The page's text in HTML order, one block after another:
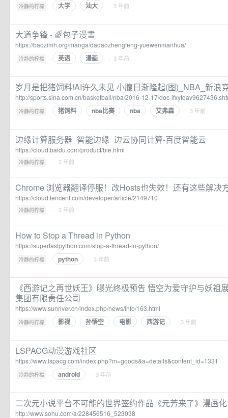
冷静的柠檬 · 大学 汕大 · 3 年前
大道争锋 - 🌈️包子漫畫
https://baozimh.org/manga/dadaozhengfeng-yuewenmanhua/
冷静的柠檬 · 英语 漫画 · 3 年前
岁月是把猪饲料!AI许久未见 小腹日渐隆起(图)_NBA_新浪
http://sports.sina.com.cn/basketball/nba/2016-12-17/doc-
冷静的柠檬 · 猪饲料 nba比赛 nba 艾弗森 · 3 年前
边缘计算服务器_智能边缘_边云协同计算-百度智能云
https://cloud.baidu.com/product/bie.html
冷静的柠檬 · · 3 年前
Chrome 浏览器翻译停服！改Hosts也失效！还有这些解决
https://cloud.tencent.com/developer/article/2149710
冷静的柠檬 · · 3 年前
How to Stop a Thread in Python
https://superfastpython.com/stop-a-thread-in-python/
冷静的柠檬 · python · 3 年前
《西游记之再世妖王》曝光终极预告 悟空为爱守护与妖祖
集团有限责任公司
https://www.sunriver.cn/index.php/news/info/163.html
冷静的柠檬 · 影视 孙悟空 电影 西游记 · 3 年前
LSPACG动漫游戏社区
https://www.lspacg.com/index.php?m=goods&a=details&content_id=1331
冷静的柠檬 · android · 3 年前
二次元小说平台不可能的世界签约作品《元芳来了》漫画化
http://www.sohu.com/a/228456516_523038